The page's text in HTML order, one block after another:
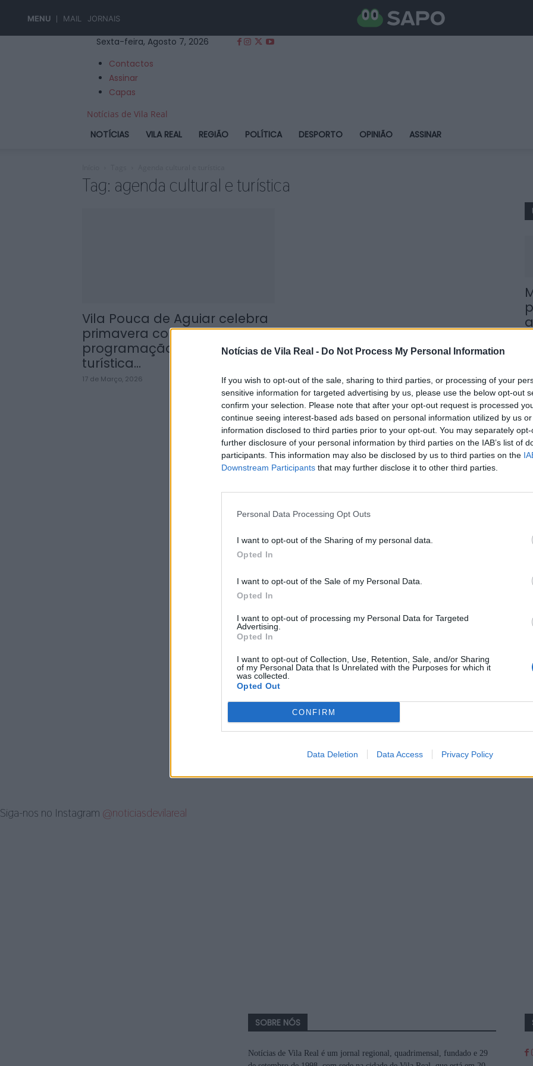
Notícias de Vila Real - Do Not Process My Personal Information
If you wish to opt-out of the sale, sharing to third parties, or processing of your
sensitive information for targeted advertising by us, please use the below opt-out
confirm your selection. Please note that after your opt-out request is processed
continue seeing interest-based ads based on personal information utilized by us
information disclosed to third parties prior to your opt-out. You may separately
further disclosure of your personal information by third parties on the IAB’s list of
participants. This information may also be disclosed by us to third parties on the
Downstream Participants that may further disclose it to other third parties.
Personal Data Processing Opt Outs
I want to opt-out of the Sharing of my personal data.
Opted In
I want to opt-out of the Sale of my Personal Data.
Opted In
I want to opt-out of processing my Personal Data for Targeted
Advertising.
Opted In
I want to opt-out of Collection, Use, Retention, Sale, and/or Sharing
of my Personal Data that Is Unrelated with the Purposes for which it
was collected.
Opted Out
CONFIRM
Data Deletion Data Access Privacy Policy
MENU MAIL JORNAIS
Sexta-feira, Agosto 7, 2026
Contactos
Assinar
Capas
Notícias de Vila Real
NOTÍCIAS VILA REAL REGIÃO POLÍTICA DESPORTO OPINIÃO ASSINAR
Tag: agenda cultural e turística
Vila Pouca de Aguiar celebra
primavera com
programação cultural e
turística...
17 de Março, 2026
Siga-nos no Instagram @noticiasdevilareal
SOBRE NÓS
Notícias de Vila Real é um jornal regional, quadrimensal, fundado e 29